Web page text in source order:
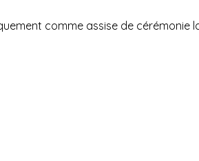
comme assise de cérémonie